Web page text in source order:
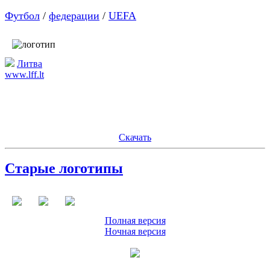
Футбол / федерации / UEFA
Литва
www.lff.lt
Скачать
Старые логотипы
Полная версия
Ночная версия